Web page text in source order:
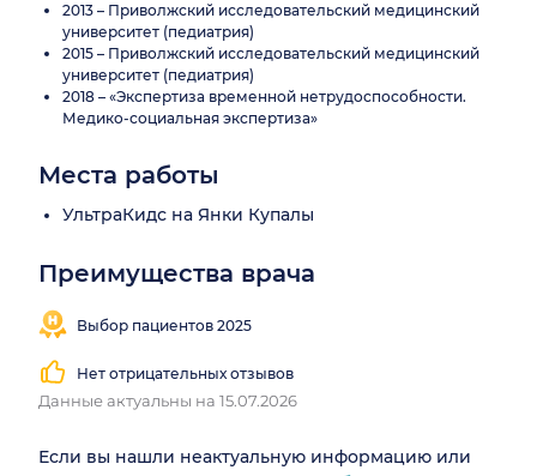
2013 – Приволжский исследовательский медицинский
университет (педиатрия)
2015 – Приволжский исследовательский медицинский
университет (педиатрия)
2018 – «Экспертиза временной нетрудоспособности.
Медико-социальная экспертиза»
Места работы
УльтраКидс на Янки Купалы
Преимущества врача
Выбор пациентов 2025
Нет отрицательных отзывов
Данные актуальны на 15.07.2026
Если вы нашли неактуальную информацию или